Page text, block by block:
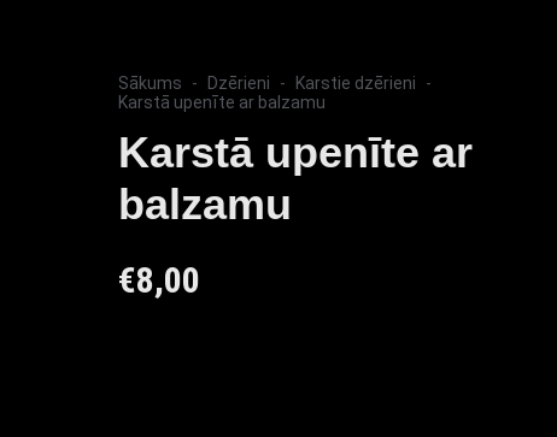
Sākums Dzērieni
Karstie dzērieni
Karstā upenīte ar balzamu
Karstā upenīte ar
balzamu
€8,00